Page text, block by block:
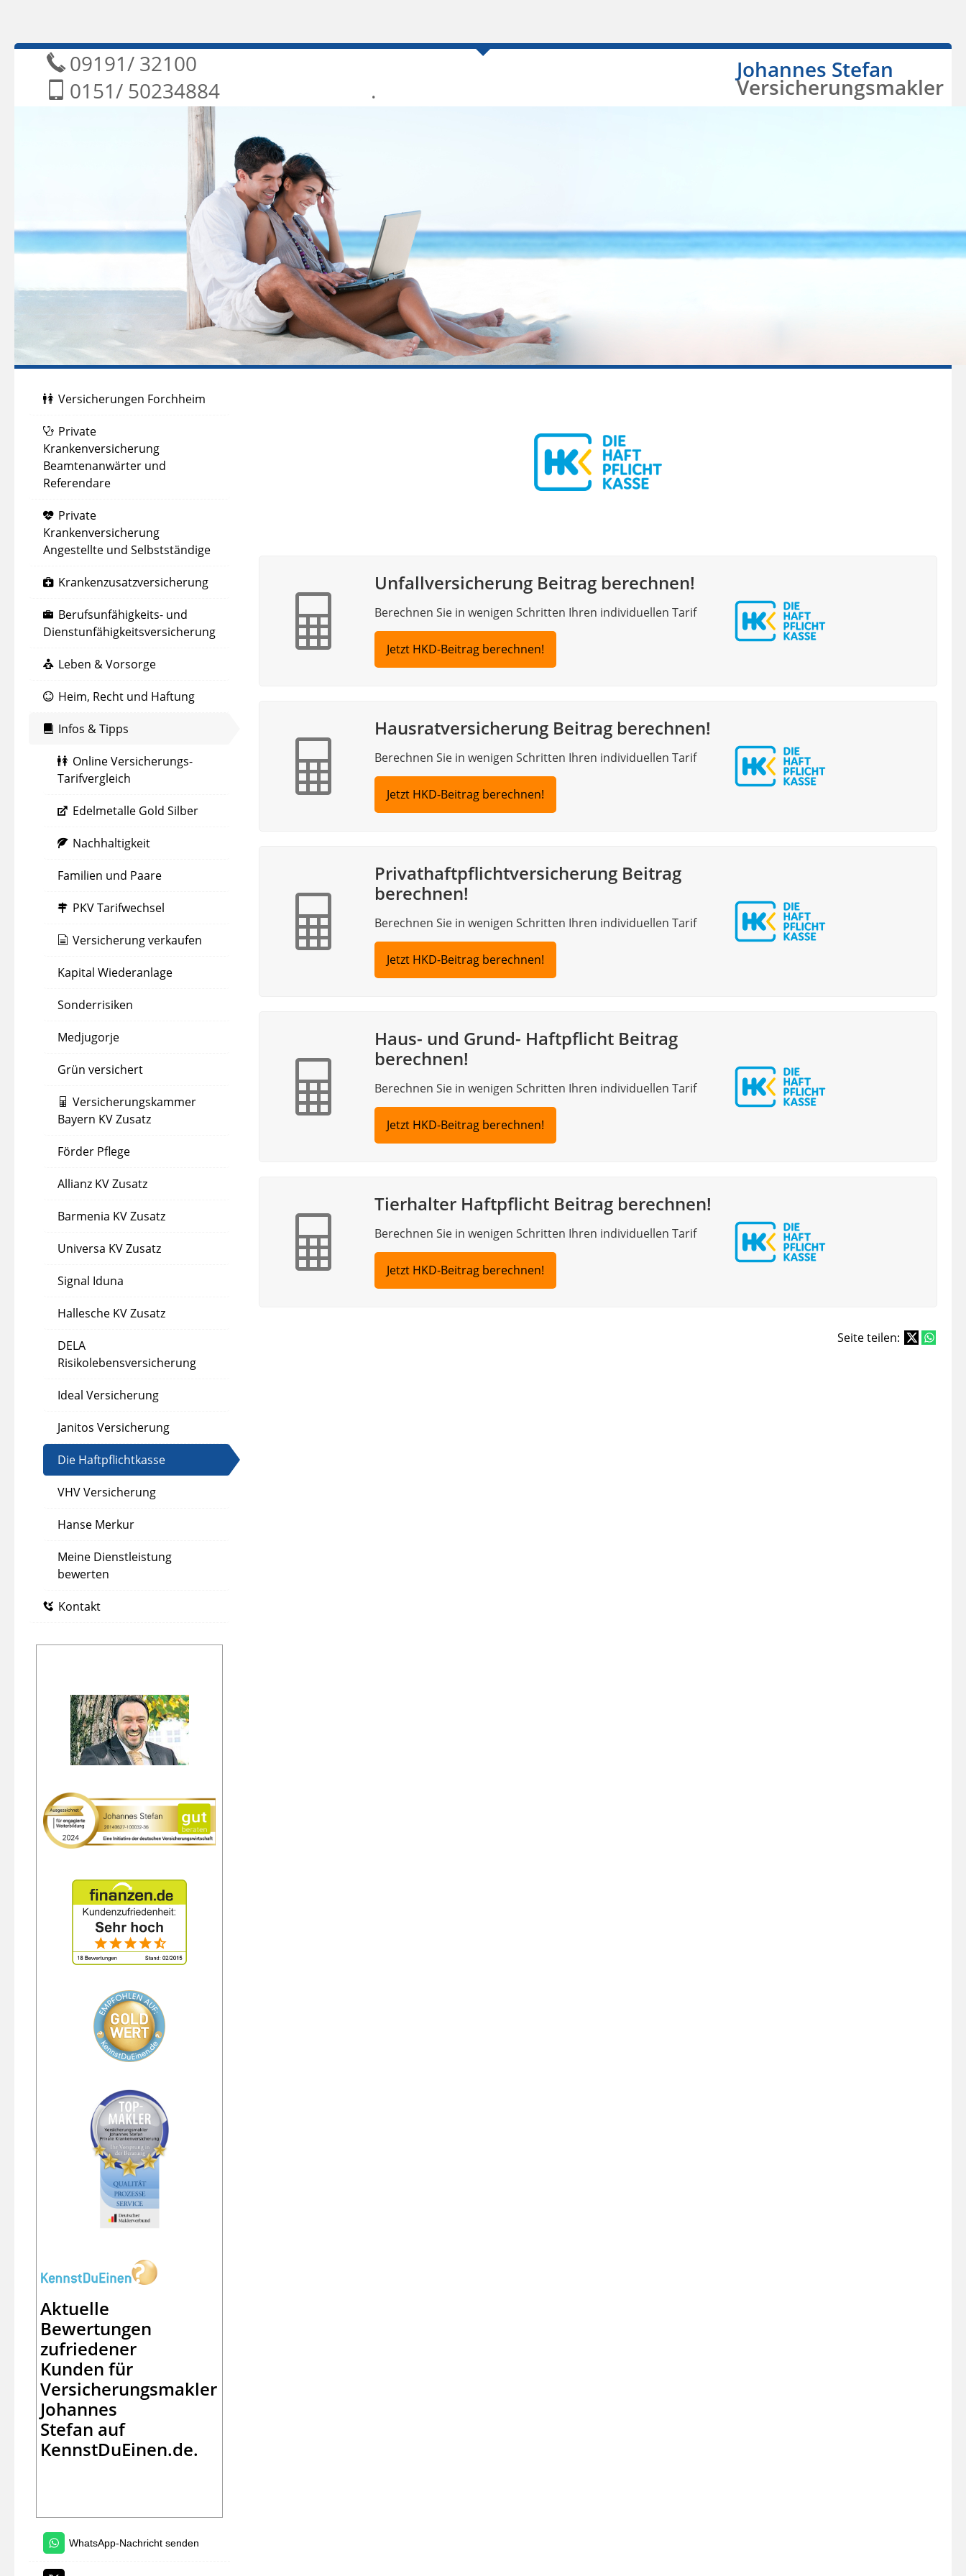
Johannes Stefan
Versicherungsmakler
09191/ 32100
0151/ 50234884 .
Versicherungen Forchheim
Private
Krankenversicherung
Beamtenanwärter und
Referendare
Private
Krankenversicherung
Angestellte und Selbstständige
Krankenzusatzversicherung
Berufsunfähigkeits- und
Dienstunfähigkeitsversicherung
Leben & Vorsorge
Heim, Recht und Haftung
Infos & Tipps
Online Versicherungs-
Tarifvergleich
Edelmetalle Gold Silber
Nachhaltigkeit
Familien und Paare
PKV Tarifwechsel
Versicherung verkaufen
Kapital Wiederanlage
Sonderrisiken
Medjugorje
Grün versichert
Versicherungskammer
Bayern KV Zusatz
Förder Pflege
Allianz KV Zusatz
Barmenia KV Zusatz
Universa KV Zusatz
Signal Iduna
Hallesche KV Zusatz
DELA
Risikolebensversicherung
Ideal Versicherung
Janitos Versicherung
Die Haftpflichtkasse
VHV Versicherung
Hanse Merkur
Meine Dienstleistung
bewerten
Kontakt
Aktuelle
Bewertungen
zufriedener
Kunden für
Versicherungsmakler
Johannes
Stefan auf
KennstDuEinen.de.
WhatsApp-Nachricht senden
Unfallversicherung Beitrag berechnen!
Berechnen Sie in wenigen Schritten Ihren individuellen Tarif
Jetzt HKD-Beitrag berechnen!
Hausratversicherung Beitrag berechnen!
Berechnen Sie in wenigen Schritten Ihren individuellen Tarif
Jetzt HKD-Beitrag berechnen!
Privathaftpflichtversicherung Beitrag
berechnen!
Berechnen Sie in wenigen Schritten Ihren individuellen Tarif
Jetzt HKD-Beitrag berechnen!
Haus- und Grund- Haftpflicht Beitrag
berechnen!
Berechnen Sie in wenigen Schritten Ihren individuellen Tarif
Jetzt HKD-Beitrag berechnen!
Tierhalter Haftpflicht Beitrag berechnen!
Berechnen Sie in wenigen Schritten Ihren individuellen Tarif
Jetzt HKD-Beitrag berechnen!
Seite teilen: